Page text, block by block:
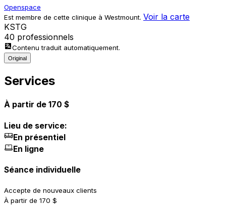
Openspace
Est membre de cette clinique à Westmount. Voir la carte
KSTG
40 professionnels
Contenu traduit automatiquement.
Original
Services
À partir de 170 $
Lieu de service:
En présentiel
En ligne
Séance individuelle
Accepte de nouveaux clients
À partir de 170 $